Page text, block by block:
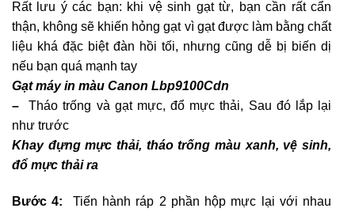
Rất lưu ý các bạn: khi vệ sinh gạt từ, bạn cần rất cẩn
thận, không sẽ khiến hỏng gạt vì gạt được làm bằng chất
liệu khá đặc biệt đàn hồi tối, nhưng cũng dễ bị biến dị
nếu bạn quá mạnh tay
Gạt máy in màu Canon Lbp9100Cdn
–Tháo trống và gạt mực, đổ mực thải, Sau đó lắp lại
như trước
Khay đựng mực thải, tháo trống màu xanh, vệ sinh,
đổ mực thải ra
Bước 4:
Tiến hành ráp 2 phần hộp mực lại với nhau